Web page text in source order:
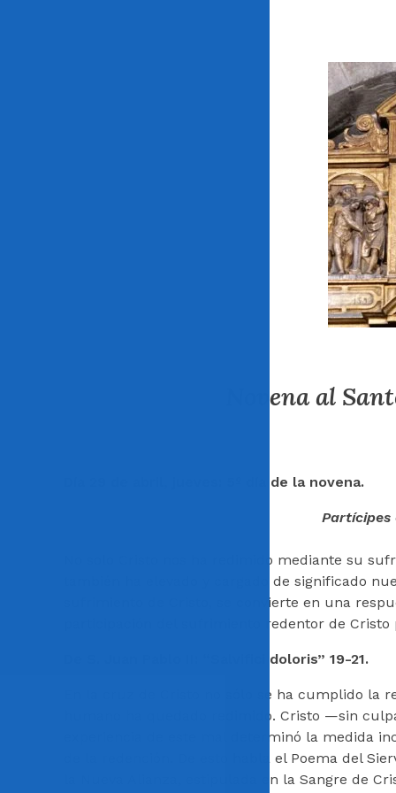
Novena al
Día 29 de abril, jueves: 5º día de la novena.
Partícipes
No solo Cristo nos ha redimido mediante su
también ha elevado y cargado de significado
sufrimiento de Cristo, se convierte en una
participación del sufrimiento redentor de
De S. Juan Pablo II: “Salvifici doloris” 19-21.
En la cruz de Cristo no sólo se ha cumplido
humano ha quedado redimido. Cristo —sin
experiencia de este mal determinó la medida
de la redención. De esto habla el Poema del
la Nueva Alianza, estipulada en la Sangre de